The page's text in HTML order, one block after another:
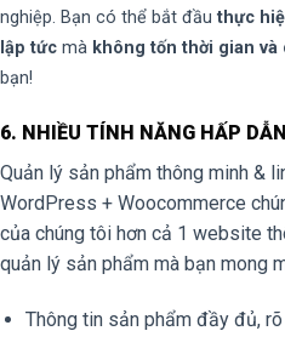
nghiệp. Bạn có thể bắt đầu thực
lập tức mà không tốn thời gian và
bạn!
6. NHIỀU TÍNH NĂNG HẤP DẪN
Quản lý sản phẩm thông minh &
WordPress + Woocommerce
của chúng tôi hơn cả 1 website
quản lý sản phẩm mà bạn mong
Thông tin sản phẩm đầy đủ,